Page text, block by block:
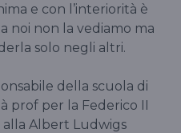
e con l’interiorità è
noi non la vediamo ma
solo negli altri.
della scuola di
prof per la Federico II
alla Albert Ludwigs